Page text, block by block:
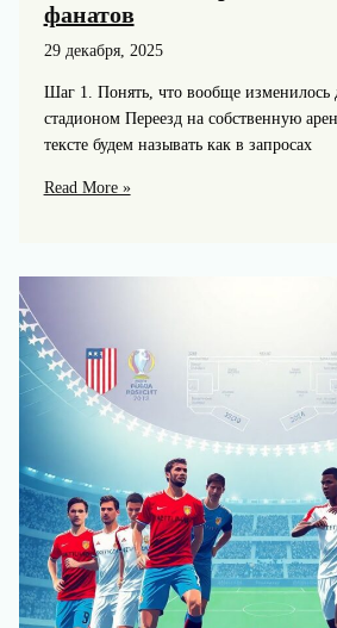
фанатов
29 декабря, 2025
Шаг 1. Понять, что вообще
стадионом Переезд на собственную
тексте будем называть как в запросах
ЦСКА
спорт,
бизнес
и
Read More »